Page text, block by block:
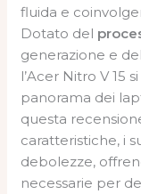
fluida e
Dotato del
generazione e
l’Acer Nitro V 15
panorama dei
questa
caratteristiche, i
debolezze,
necessarie per